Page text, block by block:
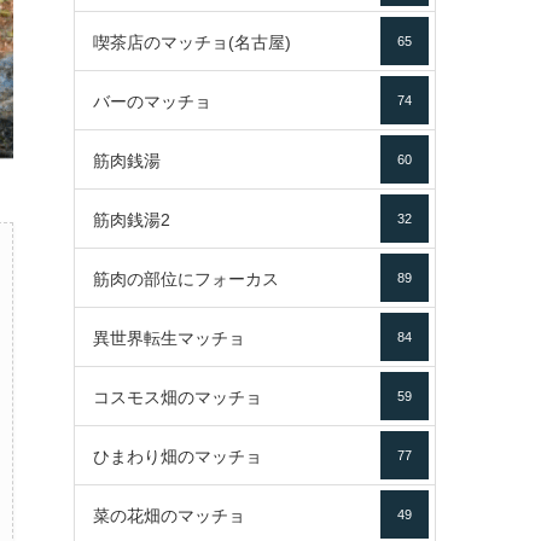
喫茶店のマッチョ(名古屋) 65
バーのマッチョ 74
筋肉銭湯 60
筋肉銭湯2 32
筋肉の部位にフォーカス 89
異世界転生マッチョ 84
コスモス畑のマッチョ 59
ひまわり畑のマッチョ 77
菜の花畑のマッチョ 49